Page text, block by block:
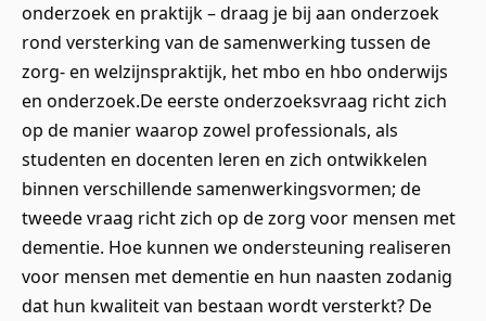
onderzoek en praktijk – draag je bij aan onderzoek
rond versterking van de samenwerking tussen de
zorg- en welzijnspraktijk, het mbo en hbo onderwijs
en onderzoek.De eerste onderzoeksvraag richt zich
op de manier waarop zowel professionals, als
studenten en docenten leren en zich ontwikkelen
binnen verschillende samenwerkingsvormen; de
tweede vraag richt zich op de zorg voor mensen met
dementie. Hoe kunnen we ondersteuning realiseren
voor mensen met dementie en hun naasten zodanig
dat hun kwaliteit van bestaan wordt versterkt? De